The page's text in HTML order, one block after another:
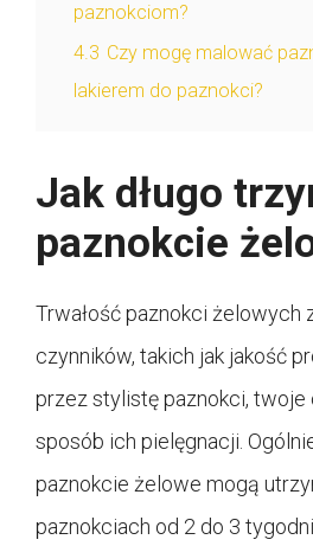
paznokciom?
4.3 Czy mogę malować
lakierem do paznokci?
Jak długo
paznokcie
Trwałość paznokci żelowych
czynników, takich jak jakość
przez stylistę paznokci, twoje
sposób ich pielęgnacji.
paznokcie żelowe mogą
paznokciach od 2 do 3